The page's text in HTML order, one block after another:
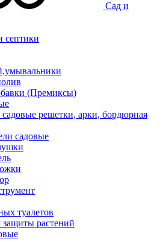
Сад и
септики
(Премиксы)
решетки, арки, бордюрная
садовые
туалетов
защиты растений